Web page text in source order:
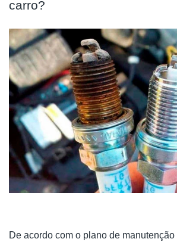
carro?
De acordo com o plano de